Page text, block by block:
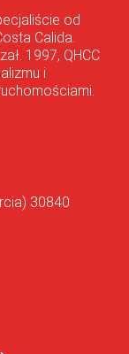
od
Calida.
1997, QHCC
i
30840